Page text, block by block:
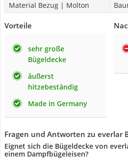
Material Bezug | Molton
Vorteile
sehr große
Bügeldecke
äußerst
hitzebeständig
Made in Germany
Fragen und Antworten zu everlar
Eignet sich die Bügeldecke von
einem Dampfbügeleisen?